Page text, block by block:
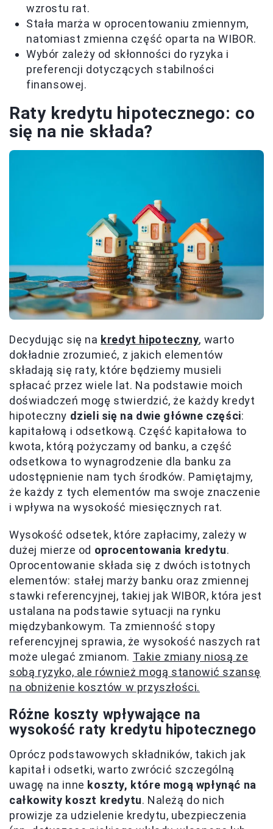
wzrostu rat.
Stała marża w oprocentowaniu zmiennym,
natomiast zmienna część oparta na WIBOR.
Wybór zależy od skłonności do ryzyka i
preferencji dotyczących stabilności
finansowej.
Raty kredytu hipotecznego: co
się na nie składa?
Decydując się na kredyt hipoteczny, warto
dokładnie zrozumieć, z jakich elementów
składają się raty, które będziemy musieli
spłacać przez wiele lat. Na podstawie moich
doświadczeń mogę stwierdzić, że każdy kredyt
hipoteczny dzieli się na dwie główne części:
kapitałową i odsetkową. Część kapitałowa to
kwota, którą pożyczamy od banku, a część
odsetkowa to wynagrodzenie dla banku za
udostępnienie nam tych środków. Pamiętajmy,
że każdy z tych elementów ma swoje znaczenie
i wpływa na wysokość miesięcznych rat.
Wysokość odsetek, które zapłacimy, zależy w
dużej mierze od oprocentowania kredytu.
Oprocentowanie składa się z dwóch istotnych
elementów: stałej marży banku oraz zmiennej
stawki referencyjnej, takiej jak WIBOR, która jest
ustalana na podstawie sytuacji na rynku
międzybankowym. Ta zmienność stopy
referencyjnej sprawia, że wysokość naszych rat
może ulegać zmianom. Takie zmiany niosą ze
sobą ryzyko, ale również mogą stanowić szansę
na obniżenie kosztów w przyszłości.
Różne koszty wpływające na
wysokość raty kredytu hipotecznego
Oprócz podstawowych składników, takich jak
kapitał i odsetki, warto zwrócić szczególną
uwagę na inne koszty, które mogą wpłynąć na
całkowity koszt kredytu. Należą do nich
prowizje za udzielenie kredytu, ubezpieczenia